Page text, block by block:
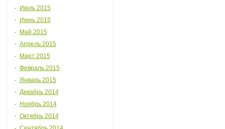
Июль 2015
Июнь 2015
Май 2015
Апрель 2015
Март 2015
Февраль 2015
Январь 2015
Декабрь 2014
Ноябрь 2014
Октябрь 2014